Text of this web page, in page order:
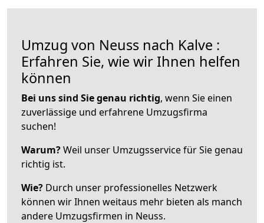
Umzug von Neuss nach Kalve :
Erfahren Sie, wie wir Ihnen helfen
können
Bei uns sind Sie genau richtig, wenn Sie einen
zuverlässige und erfahrene Umzugsfirma
suchen!
Warum?Weil unser Umzugsservice für Sie genau
richtig ist.
Wie? Durch unser professionelles Netzwerk
können wir Ihnen weitaus mehr bieten als manch
andere Umzugsfirmen in Neuss.